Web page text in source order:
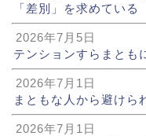
「差別」を求めている
2026年7月5日
テンションすらまとも
2026年7月1日
まともな人から避けら
2026年7月1日